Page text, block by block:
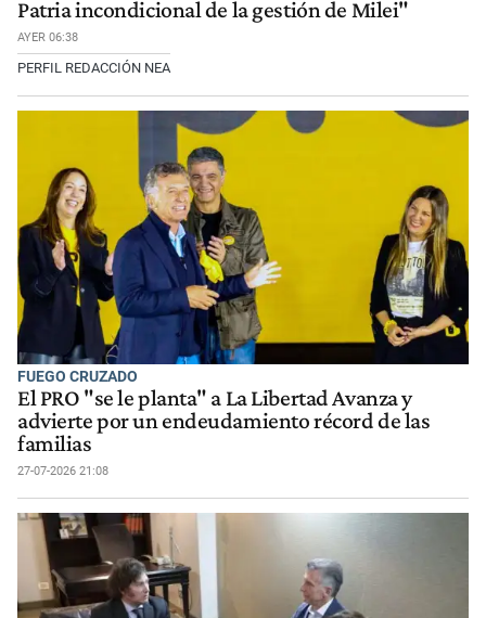
Patria incondicional de la gestión de Milei"
AYER 06:38
PERFIL REDACCIÓN NEA
FUEGO CRUZADO
El PRO "se le planta" a La Libertad Avanza y
advierte por un endeudamiento récord de las
familias
27-07-2026 21:08